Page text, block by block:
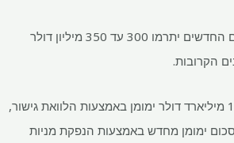
החברה צופה כי הנכסים החדשים יתרמו 300 עד 350 מיליון דולר
בסך 1.3 מיליארד דולר ימומן באמצעות הלוואת גישור,
מחדש באמצעות הנפקת מניות